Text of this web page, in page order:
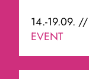
14.-19.09. //
EVENT